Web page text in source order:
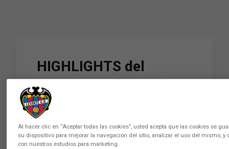
HIGHLIGHTS del
Levante UD frente al
Real Madrid
Conviértete en miembro de este canal para
Al hacer clic en “Aceptar todas las cookies”, usted acepta que las cookies se
su dispositivo para mejorar la navegación del sitio, analizar el uso del mismo, y
con nuestros estudios para marketing.